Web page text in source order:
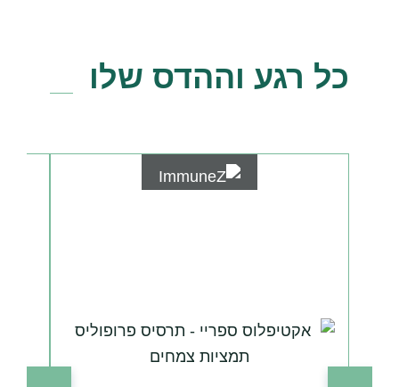
כל רגע וההדס שלו